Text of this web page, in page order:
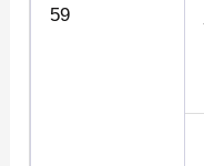
59